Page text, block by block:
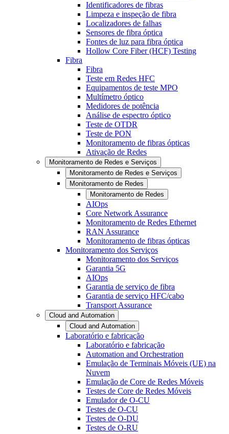
Identificadores de fibras
Limpeza e inspeção de fibra
Localizadores de falhas
Sensores de fibra óptica
Fontes de luz para fibra óptica
Hollow Core Fiber (HCF) Testing
Fibra
Fibra
Teste em Redes HFC
Equipamentos de teste MPO
Multímetro óptico
Medidores de potência
Análise de espectro óptico
Teste de OTDR
Teste de PON
Monitoramento de fibras ópticas
Ativação de Redes
Monitoramento de Redes e Serviços
Monitoramento de Redes e Serviços
Monitoramento de Redes
Monitoramento de Redes
AIOps
Core Network Assurance
Monitoramento de Redes Ethernet
RAN Assurance
Monitoramento de fibras ópticas
Monitoramento dos Serviços
Monitoramento dos Serviços
Garantia 5G
AIOps
Garantia de serviço de fibra
Garantia de serviço HFC/cabo
Transport Assurance
Cloud and Automation
Cloud and Automation
Laboratório e fabricação
Laboratório e fabricação
Automation and Orchestration
Emulação de Terminais Móveis (UE) na
Nuvem
Emulação de Core de Redes Móveis
Testes de Core de Redes Móveis
Emulador de O-CU
Testes de O-CU
Testes de O-DU
Testes de O-RU